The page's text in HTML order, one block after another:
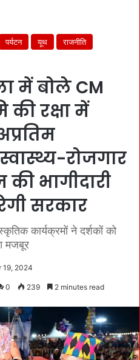
पर्यटन यूथ
राजनीति
में बोले CM
की रक्षा में
रोजगार
भागीदारी
सरकार
कार्यक्रमों ने दर्शकों को
मजबूर
19, 2024
0 239 2 minutes read